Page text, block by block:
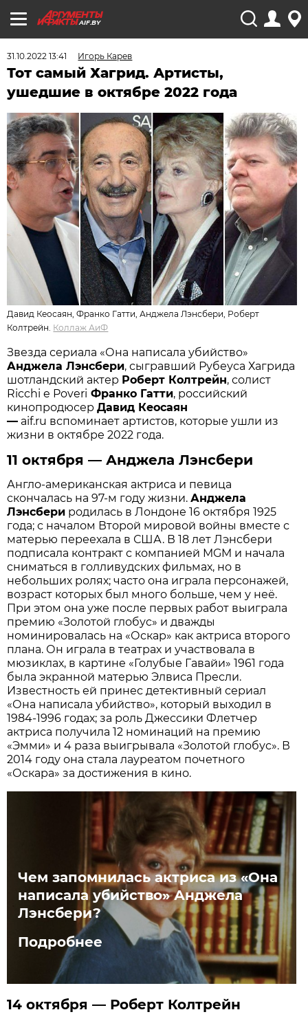
AIF.BY
31.10.2022 13:41 Игорь Карев
Тот самый Хагрид. Артисты,
ушедшие в октябре 2022 года
Давид Кеосаян, Франко Гатти, Анджела Лэнсбери, Роберт
Колтрейн. Коллаж АиФ
Звезда сериала «Она написала убийство»
Анджела Лэнсбери, сыгравший Рубеуса Хагрида
шотландский актер Роберт Колтрейн, солист
Ricchi e Poveri Франко Гатти, российский
кинопродюсерДавид Кеосаян
— aif.ru вспоминает артистов, которые ушли из
жизни в октябре 2022 года.
11 октября — Анджела Лэнсбери
Англо-американская актриса и певица
скончалась на 97-м году жизни.Анджела
Лэнсбери родилась в Лондоне 16 октября 1925
года; с началом Второй мировой войны вместе с
матерью переехала в США. В 18 лет Лэнсбери
подписала контракт с компанией MGM и начала
сниматься в голливудских фильмах, но в
небольших ролях; часто она играла персонажей,
возраст которых был много больше, чем у неё.
При этом она уже после первых работ выиграла
премию «Золотой глобус» и дважды
номинировалась на «Оскар» как актриса второго
плана. Он играла в театрах и участвовала в
мюзиклах, в картине «Голубые Гавайи» 1961 года
была экранной матерью Элвиса Пресли.
Известность ей принес детективный сериал
«Она написала убийство», который выходил в
1984-1996 годах; за роль Джессики Флетчер
актриса получила 12 номинаций на премию
«Эмми» и 4 раза выигрывала «Золотой глобус». В
2014 году она стала лауреатом почетного
«Оскара» за достижения в кино.
Чем запомнилась актриса из «Она
написала убийство» Анджела
Лэнсбери?
Подробнее
14 октября — Роберт Колтрейн